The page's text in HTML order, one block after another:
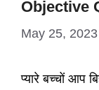
Objective
May 25, 2023
प्यारे बच्चों आप